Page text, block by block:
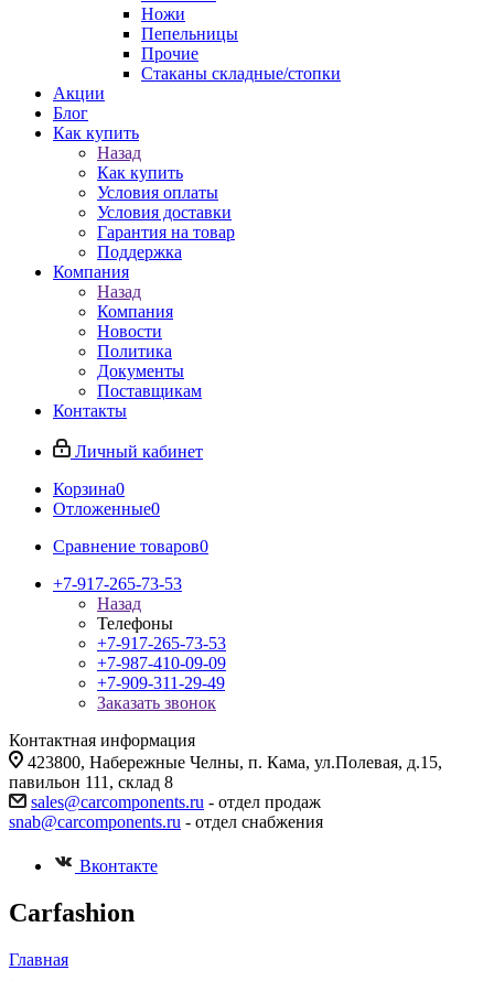
Ножи
Пепельницы
Прочие
Стаканы складные/стопки
Акции
Блог
Как купить
Назад
Как купить
Условия оплаты
Условия доставки
Гарантия на товар
Поддержка
Компания
Назад
Компания
Новости
Политика
Документы
Поставщикам
Контакты
Личный кабинет
Корзина0
Отложенные0
Сравнение товаров0
+7-917-265-73-53
Назад
Телефоны
+7-917-265-73-53
+7-987-410-09-09
+7-909-311-29-49
Заказать звонок
Контактная информация
423800, Набережные Челны, п. Кама, ул.Полевая, д.15,
павильон 111, склад 8
sales@carcomponents.ru - отдел продаж
snab@carcomponents.ru - отдел снабжения
Вконтакте
Carfashion
Главная